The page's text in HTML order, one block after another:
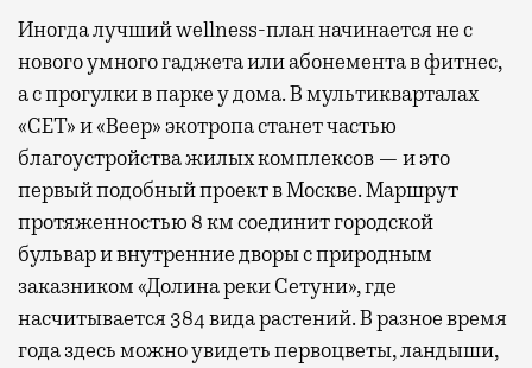
Иногда лучший wellness-план начинается не с
нового умного гаджета или абонемента в фитнес,
а с прогулки в парке у дома. В мультикварталах
«СЕТ» и «Веер» экотропа станет частью
благоустройства жилых комплексов — и это
первый подобный проект в Москве. Маршрут
протяженностью 8 км соединит городской
бульвар и внутренние дворы с природным
заказником «Долина реки Сетуни», где
насчитывается 384 вида растений. В разное время
года здесь можно увидеть первоцветы, ландыши,